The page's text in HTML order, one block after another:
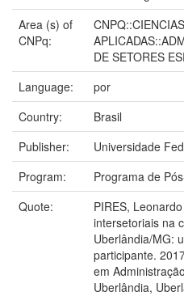
Area (s) of
CNPq:
DE SETORES
Language:
por
Country:
Brasil
Publisher:
Universidade
Program:
Programa de
Quote:
PIRES,
intersetoriais na
Uberlândia/MG:
participante.
em
Uberlândia,